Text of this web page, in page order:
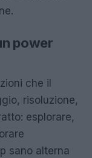
power
che il
risoluzione,
esplorare,
sano alterna